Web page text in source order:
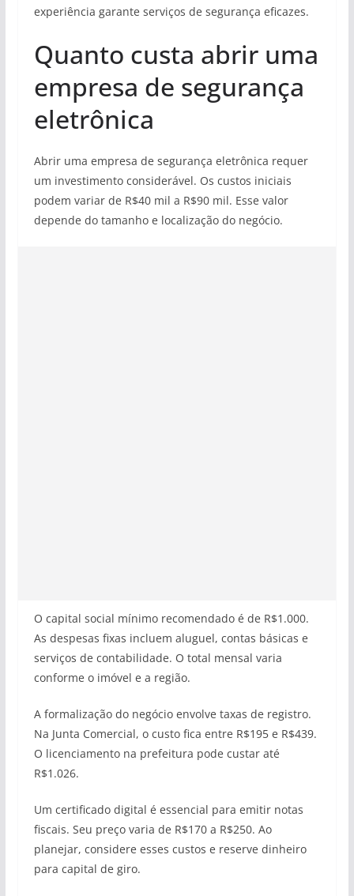
experiência garante serviços de segurança eficazes.
Quanto custa abrir uma
empresa de segurança
eletrônica
Abrir uma empresa de segurança eletrônica requer
um investimento considerável. Os custos iniciais
podem variar de R$40 mil a R$90 mil. Esse valor
depende do tamanho e localização do negócio.
O capital social mínimo recomendado é de R$1.000.
As despesas fixas incluem aluguel, contas básicas e
serviços de contabilidade. O total mensal varia
conforme o imóvel e a região.
A formalização do negócio envolve taxas de registro.
Na Junta Comercial, o custo fica entre R$195 e R$439.
O licenciamento na prefeitura pode custar até
R$1.026.
Um certificado digital é essencial para emitir notas
fiscais. Seu preço varia de R$170 a R$250. Ao
planejar, considere esses custos e reserve dinheiro
para capital de giro.